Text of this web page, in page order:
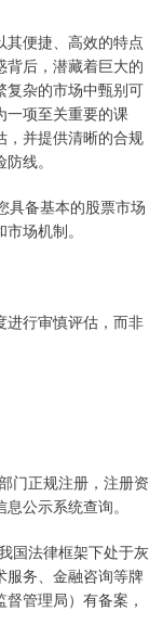
其便捷、高效的特点
背后，潜藏着巨大的
复杂的市场中甄别可
一项至关重要的课
，并提供清晰的合规
线。
具备基本的股票市场
场机制。
进行审慎评估，而非
门正规注册，注册资
公示系统查询。
国法律框架下处于灰
服务、金融咨询等牌
管理局）有备案，